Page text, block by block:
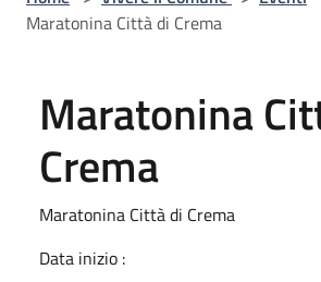
Maratonina Città di Crema
Maratonina
Crema
Maratonina Città di Crema
Data inizio :